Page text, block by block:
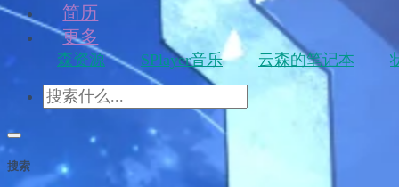
简历
更多
森资源 SPlayer音乐 云森的笔记本
搜索